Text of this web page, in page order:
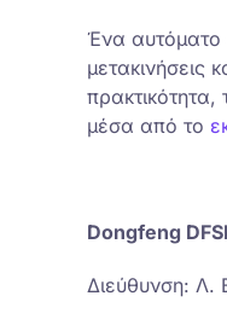
Ένα αυτόματο
μετακινήσεις
μέσα από το
Dongfeng
Διεύθυνση: Λ.